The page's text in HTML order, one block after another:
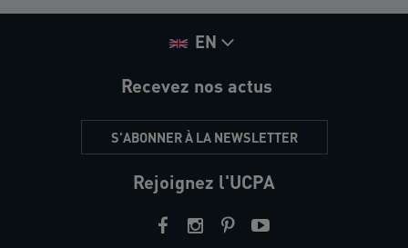
EN
Recevez nos actus
S'ABONNER À LA NEWSLETTER
Rejoignez l'UCPA